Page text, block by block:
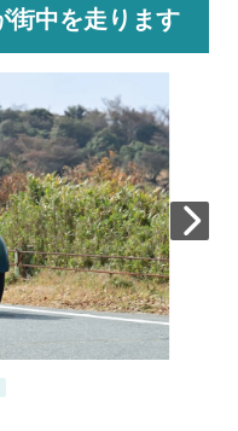
街中を走ります